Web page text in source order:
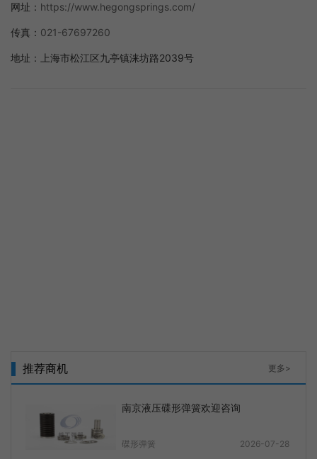
网址： https://www.hegongsprings.com/
传真： 021-67697260
地址： 上海市松江区九亭镇涞坊路2039号
推荐商机 更多>
南京液压碟形弹簧欢迎咨询
碟形弹簧 2026-07-28